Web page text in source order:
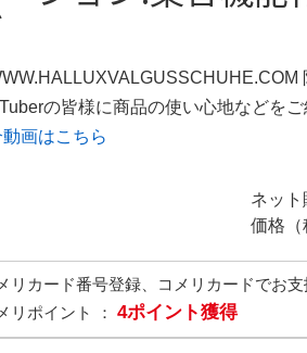
の皆様に商品の使い心地などを
画はこちら
ネット
価格（
リカード番号登録、コメリカードでお
リポイント ： 4ポイント獲得